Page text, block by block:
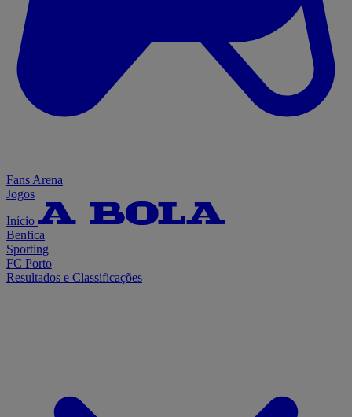
Fans Arena
Jogos
Início
Benfica
Sporting
FC Porto
Resultados e Classificações